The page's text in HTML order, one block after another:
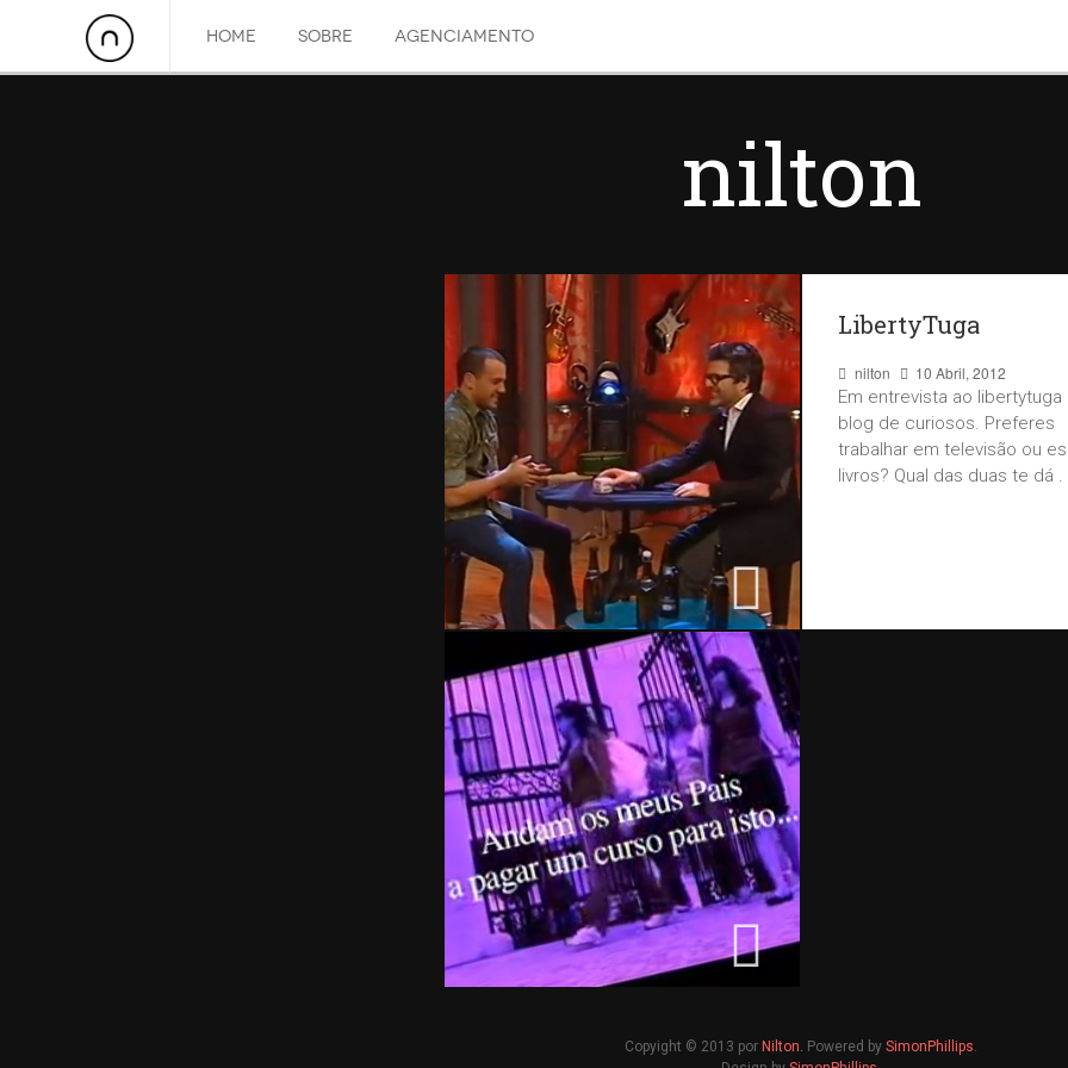
HOME SOBRE AGENCIAMENTO
nilton
21 Novembro, 2012
LibertyTuga
nilton 10 Abril, 2012
Em entrevista ao libertytuga
blog de curiosos. Preferes
trabalhar em televisão ou
livros? Qual das duas te dá .
25 Junho, 2009
Copyight © 2013 por Nilton. Powered by SimonPhillips.